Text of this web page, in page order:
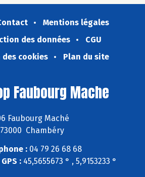
Mentions légales
des données
CGU
des cookies
Plan du site
Faubourg Mache
Faubourg Maché
73000 Chambéry
:04 79 26 68 68
:45,5655673 ° , 5,9153233 °